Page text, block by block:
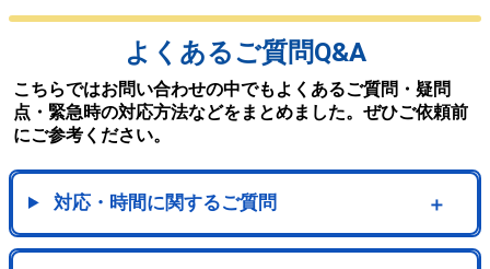
よくあるご質問Q&A
こちらではお問い合わせの中でもよくあるご質問・疑問
点・緊急時の対応方法などをまとめました。ぜひご依頼前
にご参考ください。
対応・時間に関するご質問 ＋